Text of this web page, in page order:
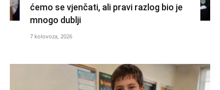
ćemo se vjenčati, ali pravi razlog bio je
mnogo dublji
7 kolovoza, 2026